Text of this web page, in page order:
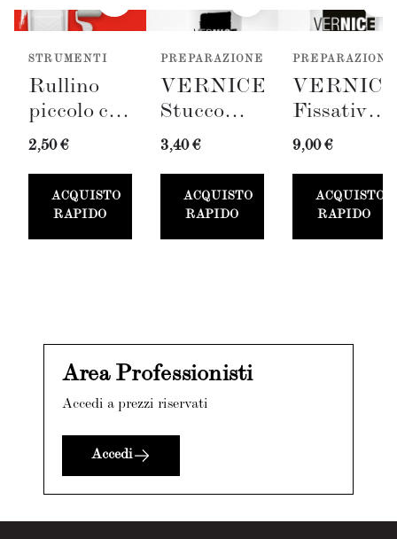
STRUMENTI
Rullino
piccolo con
vassoio
2,50 €
ACQUISTO
RAPIDO
PREPARAZIONE
VERNICE
Stucco
Bianco
Stucco
Card
3,40 €
ACQUISTO
RAPIDO
PREPARAZIONE
Fissativo
(300ml)
9,00 €
ACQUISTO
RAPIDO
Area Professionisti
Accedi a prezzi riservati
Accedi